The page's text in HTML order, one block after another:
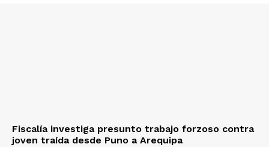
Fiscalía investiga presunto trabajo forzoso contra
joven traída desde Puno a Arequipa